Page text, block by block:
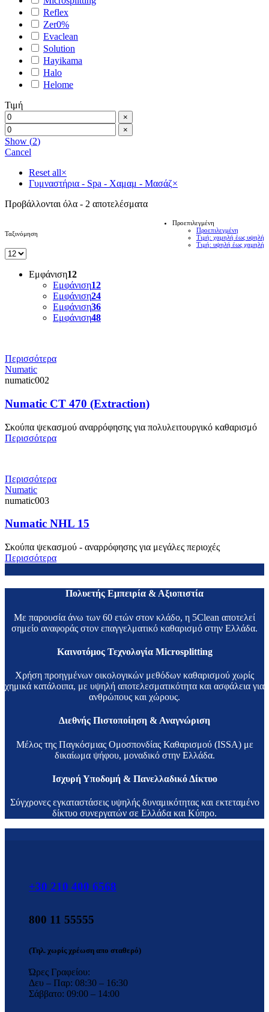
Reflex
Zer0%
Evaclean
Solution
Hayikama
Halo
Helome
Τιμή
×
×
Show (2)
Cancel
Reset all×
Γυμναστήρια - Spa - Χαμαμ - Μασάζ×
Προβάλλονται όλα - 2 αποτελέσματα
Ταξινόμηση
Προεπιλεγμένη
Προεπιλεγμένη
Τιμή: χαμηλή έως υψηλή
Τιμή: υψηλή έως χαμηλή
Εμφάνιση12
Εμφάνιση12
Εμφάνιση24
Εμφάνιση36
Εμφάνιση48
Περισσότερα
Numatic
numatic002
Numatic CT 470 (Extraction)
Σκούπα ψεκασμού αναρρόφησης για πολυλειτουργικό καθαρισμό
Περισσότερα
Περισσότερα
Numatic
numatic003
Numatic NHL 15
Σκούπα ψεκασμού - αναρρόφησης για μεγάλες περιοχές
Περισσότερα
Πολυετής Εμπειρία & Αξιοπιστία
Με παρουσία άνω των 60 ετών στον κλάδο, η 5Clean αποτελεί
σημείο αναφοράς στον επαγγελματικό καθαρισμό στην Ελλάδα.
Καινοτόμος Τεχνολογία Microsplitting
Χρήση προηγμένων οικολογικών μεθόδων καθαρισμού χωρίς
χημικά κατάλοιπα, με υψηλή αποτελεσματικότητα και ασφάλεια για
ανθρώπους και χώρους.
Διεθνής Πιστοποίηση & Αναγνώριση
Μέλος της Παγκόσμιας Ομοσπονδίας Καθαρισμού (ISSA) με
δικαίωμα ψήφου, μοναδικό στην Ελλάδα.
Ισχυρή Υποδομή & Πανελλαδικό Δίκτυο
Σύγχρονες εγκαταστάσεις υψηλής δυναμικότητας και εκτεταμένο
δίκτυο συνεργατών σε Ελλάδα και Κύπρο.
+30 210 400 6568
800 11 55555
(Τηλ. χωρίς χρέωση απο σταθερό)
Ώρες Γραφείου:
Δευ – Παρ: 08:30 – 16:30
Σάββατο: 09:00 – 14:00